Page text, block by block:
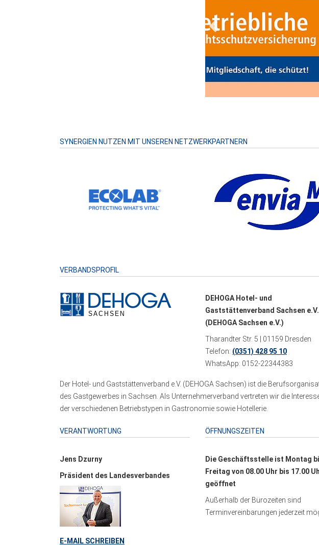
Previous
SYNERGIEN NUTZEN MIT UNSEREN NETZWERKPARTNERN
VERBANDSPROFIL
DEHOGA Hotel- und
Gaststättenverband Sachsen e.V.
(DEHOGA Sachsen e.V.)
Tharandter Str. 5 | 01159 Dresden
Telefon: (0351) 428 95 10
WhatsApp: 0152-22344383
Der Hotel- und Gaststättenverband e.V. (DEHOGA Sachsen) ist die
des Gastgewerbes in Sachsen. Als Unternehmerverband vertreten wir die
der verschiedenen Betriebstypen in Gastronomie sowie Hotellerie.
VERANTWORTUNG
Jens Dzurny
Präsident des Landesverbandes
E-MAIL SCHREIBEN
ÖFFNUNGSZEITEN
Die Geschäftsstelle ist Montag
Freitag von 08.00 Uhr bis 17.00
geöffnet
Außerhalb der Bürozeiten sind
Terminvereinbarungen jederzeit